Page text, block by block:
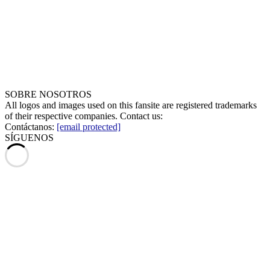
SOBRE NOSOTROS
All logos and images used on this fansite are registered trademarks
of their respective companies. Contact us:
Contáctanos: [email protected]
SÍGUENOS